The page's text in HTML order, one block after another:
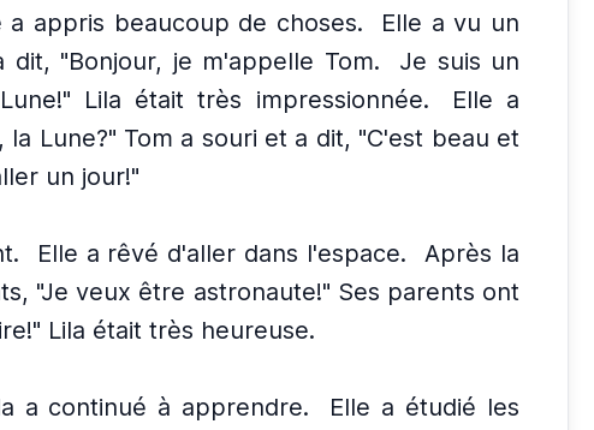
a appris beaucoup de choses.
Elle a vu un
dit, "Bonjour, je m'appelle Tom.
Je suis un
Lila était très impressionnée.
Elle a
Lune?" Tom a souri et a dit, "C'est beau et
un jour!"
Elle a rêvé d'aller dans l'espace.
Après la
"Je veux être astronaute!" Ses parents ont
Lila était très heureuse.
a continué à apprendre.
Elle a étudié les